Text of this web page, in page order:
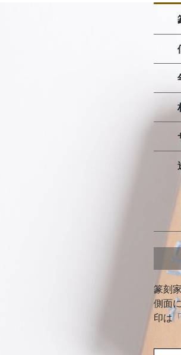
篆刻
側面
印は